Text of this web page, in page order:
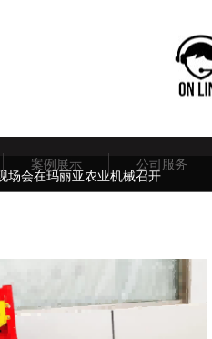
案例展示 公司服务
场会在玛丽亚农业机械召开